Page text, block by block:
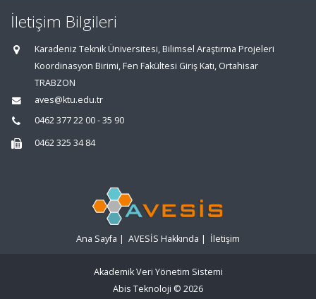
İletişim Bilgileri
Karadeniz Teknik Üniversitesi, Bilimsel Araştırma Projeleri
Koordinasyon Birimi, Fen Fakültesi Giriş Katı, Ortahisar
TRABZON
aves@ktu.edu.tr
0462 377 22 00 - 35 90
0462 325 34 84
Ana Sayfa | AVESİS Hakkında | İletişim
Akademik Veri Yönetim Sistemi
Abis Teknoloji © 2026